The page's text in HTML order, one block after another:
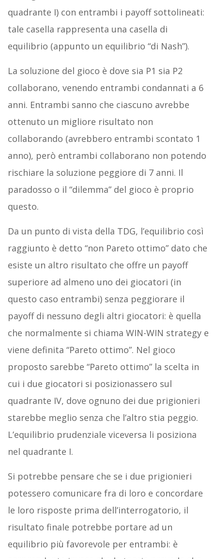
quadrante I) con entrambi i payoff sottolineati:
tale casella rappresenta una casella di
equilibrio (appunto un equilibrio “di Nash”).
La soluzione del gioco è dove sia P1 sia P2
collaborano, venendo entrambi condannati a 6
anni. Entrambi sanno che ciascuno avrebbe
ottenuto un migliore risultato non
collaborando (avrebbero entrambi scontato 1
anno), però entrambi collaborano non potendo
rischiare la soluzione peggiore di 7 anni. Il
paradosso o il “dilemma” del gioco è proprio
questo.
Da un punto di vista della TDG, l’equilibrio così
raggiunto è detto “non Pareto ottimo” dato che
esiste un altro risultato che offre un payoff
superiore ad almeno uno dei giocatori (in
questo caso entrambi) senza peggiorare il
payoff di nessuno degli altri giocatori: è quella
che normalmente si chiama WIN-WIN strategy e
viene definita “Pareto ottimo”. Nel gioco
proposto sarebbe “Pareto ottimo” la scelta in
cui i due giocatori si posizionassero sul
quadrante IV, dove ognuno dei due prigionieri
starebbe meglio senza che l’altro stia peggio.
L’equilibrio prudenziale viceversa li posiziona
nel quadrante I.
Si potrebbe pensare che se i due prigionieri
potessero comunicare fra di loro e concordare
le loro risposte prima dell’interrogatorio, il
risultato finale potrebbe portare ad un
equilibrio più favorevole per entrambi: è